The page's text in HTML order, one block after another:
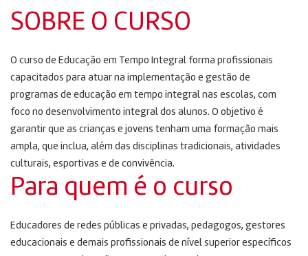
SOBRE O CURSO
O curso de Educação em Tempo Integral forma profissionais
capacitados para atuar na implementação e gestão de
programas de educação em tempo integral nas escolas, com
foco no desenvolvimento integral dos alunos. O objetivo é
garantir que as crianças e jovens tenham uma formação mais
ampla, que inclua, além das disciplinas tradicionais, atividades
culturais, esportivas e de convivência.
Para quem é o curso
Educadores de redes públicas e privadas, pedagogos, gestores
educacionais e demais profissionais de nível superior específicos